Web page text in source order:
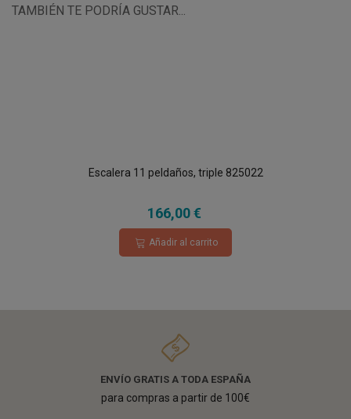
TAMBIÉN TE PODRÍA GUSTAR...
Escalera 11 peldaños, triple 825022
166,00 €
Añadir al carrito
ENVÍO GRATIS A TODA ESPAÑA
para compras a partir de 100€